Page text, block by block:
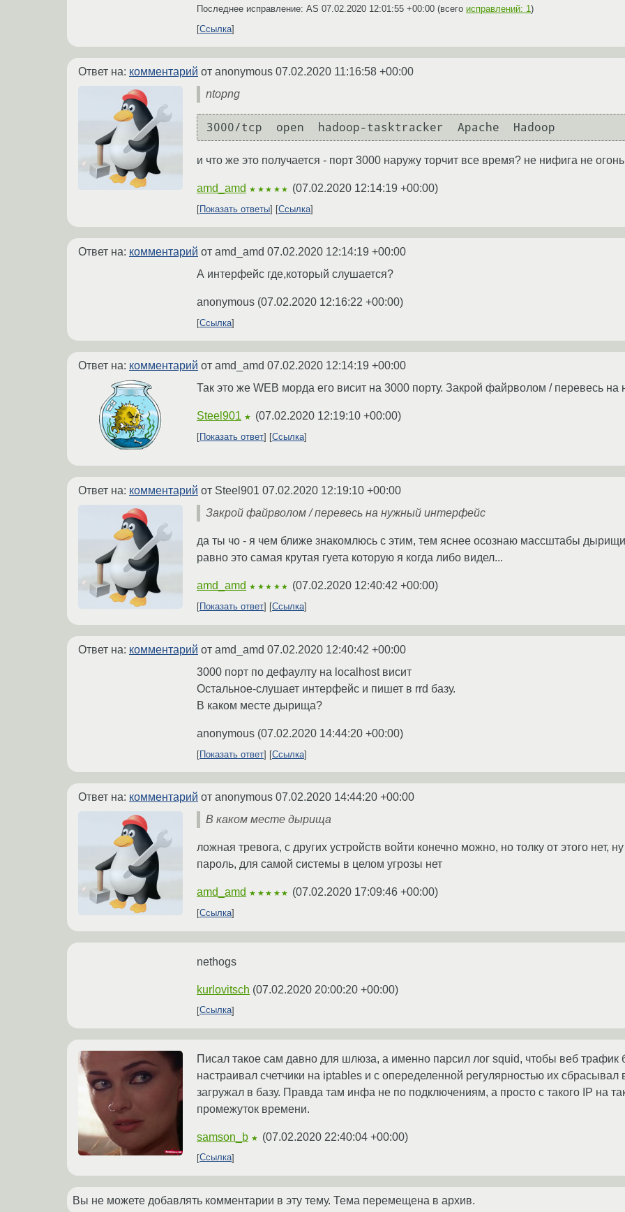
Последнее исправление: AS 07.02.2020 12:01:55 +00:00 (всего исправлений: 1)
Ссылка
Ответ на: комментарий от anonymous 07.02.2020 11:16:58 +00:00
ntopng
3000/tcp  open  hadoop-tasktracker  Apache  Hadoop
и что же это получается - порт 3000 наружу торчит все время? не нифига не
amd_amd ★★★★★ (07.02.2020 12:14:19 +00:00)
Показать ответы Ссылка
Ответ на: комментарий от amd_amd 07.02.2020 12:14:19 +00:00
А интерфейс где,который слушается?
anonymous (07.02.2020 12:16:22 +00:00)
Ссылка
Ответ на: комментарий от amd_amd 07.02.2020 12:14:19 +00:00
Так это же WEB морда его висит на 3000 порту. Закрой файрволом / перевесь
Steel901 ★ (07.02.2020 12:19:10 +00:00)
Показать ответ Ссылка
Ответ на: комментарий от Steel901 07.02.2020 12:19:10 +00:00
Закрой файрволом / перевесь на нужный интерфейс
да ты чо - я чем ближе знакомлюсь с этим, тем яснее осознаю массштабы
равно это самая крутая гуета которую я когда либо видел...
amd_amd ★★★★★ (07.02.2020 12:40:42 +00:00)
Показать ответ Ссылка
Ответ на: комментарий от amd_amd 07.02.2020 12:40:42 +00:00
3000 порт по дефаулту на localhost висит
Остальное-слушает интерфейс и пишет в rrd базу.
В каком месте дырища?
anonymous (07.02.2020 14:44:20 +00:00)
Показать ответ Ссылка
Ответ на: комментарий от anonymous 07.02.2020 14:44:20 +00:00
В каком месте дырища
ложная тревога, с других устройств войти конечно можно, но толку от этого нет,
пароль, для самой системы в целом угрозы нет
amd_amd ★★★★★ (07.02.2020 17:09:46 +00:00)
Ссылка
nethogs
kurlovitsch (07.02.2020 20:00:20 +00:00)
Ссылка
Писал такое сам давно для шлюза, а именно парсил лог squid, чтобы веб
настраивал счетчики на iptables и с опеределенной регулярностью их
загружал в базу. Правда там инфа не по подключениям, а просто с такого IP на
промежуток времени.
samson_b ★ (07.02.2020 22:40:04 +00:00)
Ссылка
Вы не можете добавлять комментарии в эту тему. Тема перемещена в архив.